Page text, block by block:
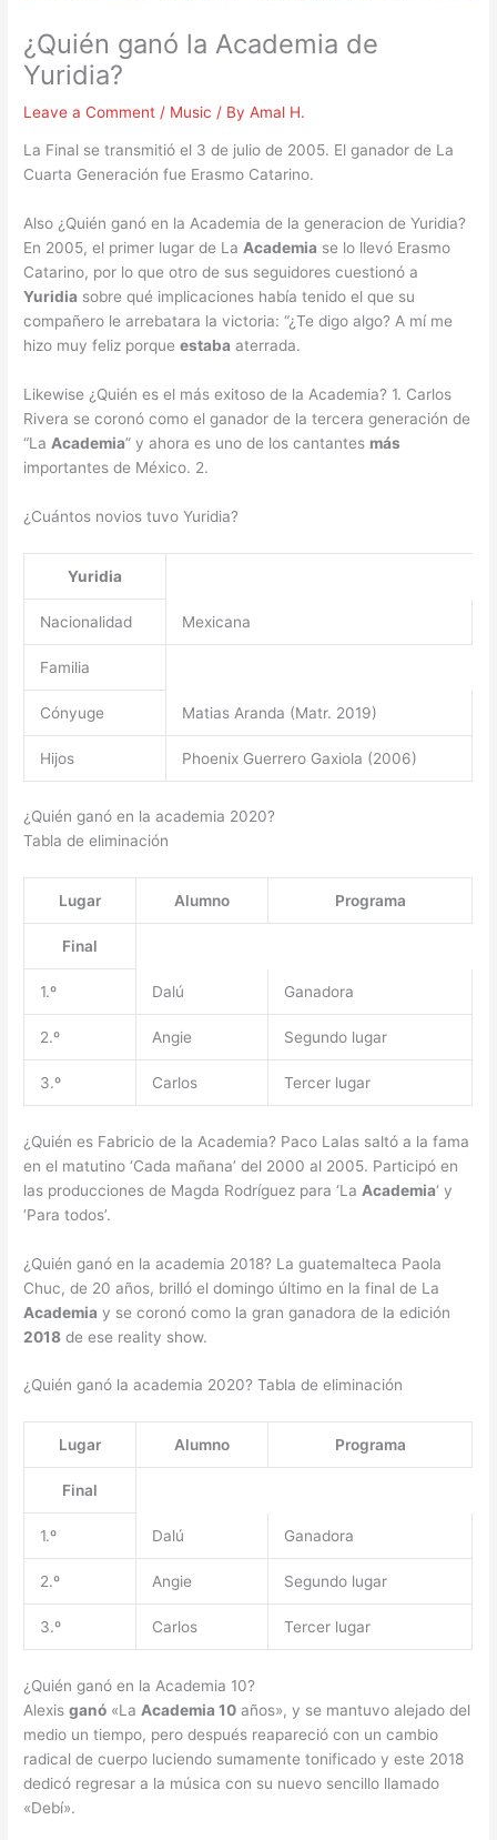
¿Quién ganó la Academia de
Yuridia?
Leave a Comment / Music / ByAmal H.
La Final se transmitió el 3 de julio de 2005. El ganador de La
Cuarta Generación fue Erasmo Catarino.
Also ¿Quién ganó en la Academia de la generacion de Yuridia?
En 2005, el primer lugar de LaAcademia se lo llevó Erasmo
Catarino, por lo que otro de sus seguidores cuestionó a
Yuridia sobre qué implicaciones había tenido el que su
compañero le arrebatara la victoria: “¿Te digo algo? A mí me
hizo muy feliz porqueestaba aterrada.
Likewise ¿Quién es el más exitoso de la Academia? 1. Carlos
Rivera se coronó como el ganador de la tercera generación de
“La Academia” y ahora es uno de los cantantes más
importantes de México. 2.
¿Cuántos novios tuvo Yuridia?
Yuridia
Nacionalidad Mexicana
Familia
Cónyuge Matias Aranda (Matr. 2019)
Hijos Phoenix Guerrero Gaxiola (2006)
¿Quién ganó en la academia 2020?
Tabla de eliminación
Lugar Alumno Programa
Final
1.º Dalú Ganadora
2.º Angie Segundo lugar
3.º Carlos Tercer lugar
¿Quién es Fabricio de la Academia? Paco Lalas saltó a la fama
en el matutino ‘Cada mañana’ del 2000 al 2005. Participó en
las producciones de Magda Rodríguez para ‘La Academia‘ y
‘Para todos’.
¿Quién ganó en la academia 2018? La guatemalteca Paola
Chuc, de 20 años, brilló el domingo último en la final de La
Academia y se coronó como la gran ganadora de la edición
2018 de ese reality show.
¿Quién ganó la academia 2020? Tabla de eliminación
Lugar Alumno Programa
Final
1.º Dalú Ganadora
2.º Angie Segundo lugar
3.º Carlos Tercer lugar
¿Quién ganó en la Academia 10?
Alexisganó «La Academia 10 años», y se mantuvo alejado del
medio un tiempo, pero después reapareció con un cambio
radical de cuerpo luciendo sumamente tonificado y este 2018
dedicó regresar a la música con su nuevo sencillo llamado
«Debí».